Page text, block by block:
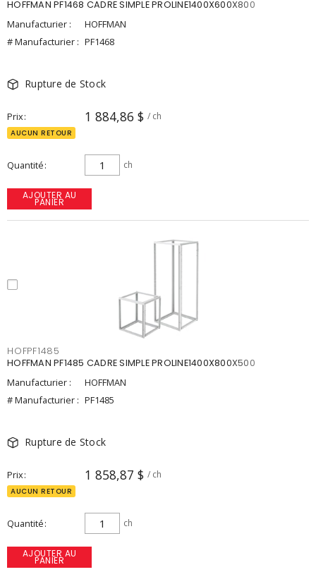
HOFFMAN PF1468 CADRE SIMPLE PROLINE1400X600X800
Manufacturier :
HOFFMAN
# Manufacturier : PF1468
Rupture de Stock
Prix 1 884,86 $ / ch
AUCUN RETOUR
Quantité ch
AJOUTER AU
PANIER
HOFPF1485
HOFFMAN PF1485 CADRE SIMPLE PROLINE1400X800X500
Manufacturier :
HOFFMAN
# Manufacturier : PF1485
Rupture de Stock
Prix 1 858,87 $ / ch
AUCUN RETOUR
Quantité ch
AJOUTER AU
PANIER